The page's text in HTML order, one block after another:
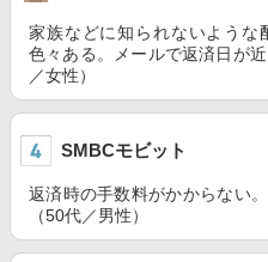
家族などに知られないような
色々ある。メールで返済日が
／女性）
SMBCモビット
返済時の手数料がかからない
（50代／男性）